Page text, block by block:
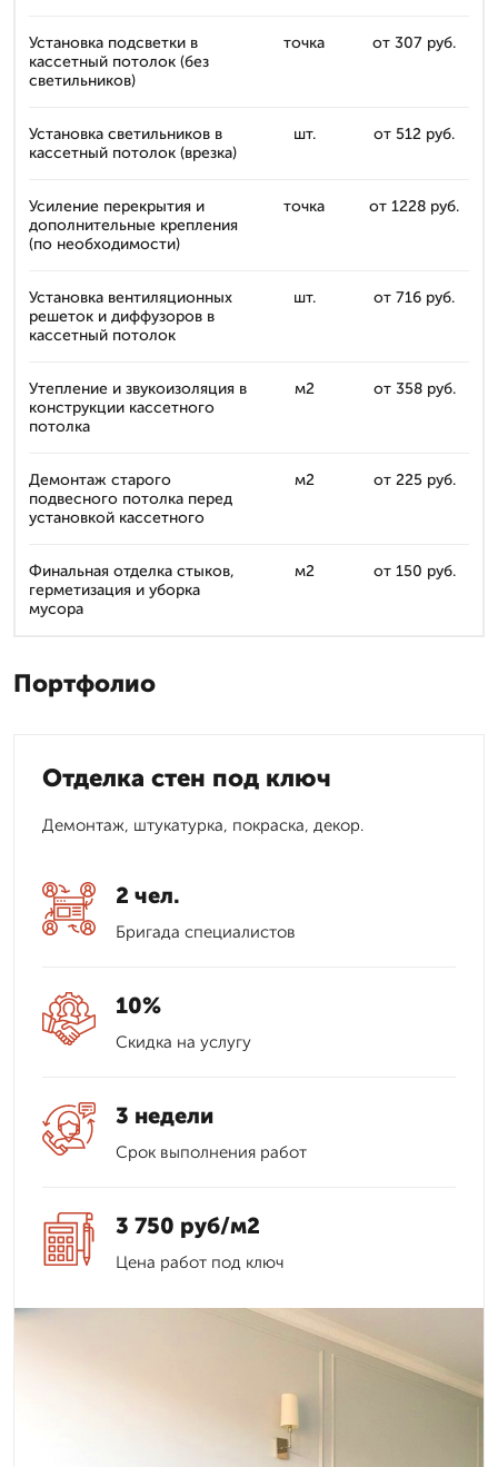
Установка подсветки в
кассетный потолок (без
светильников)
точка от 307 руб.
Установка светильников в
кассетный потолок (врезка)
шт. от 512 руб.
Усиление перекрытия и
дополнительные крепления
(по необходимости)
точка от 1228 руб.
Установка вентиляционных
решеток и диффузоров в
кассетный потолок
шт. от 716 руб.
Утепление и звукоизоляция в
конструкции кассетного
потолка
м2 от 358 руб.
Демонтаж старого
подвесного потолка перед
установкой кассетного
м2 от 225 руб.
Финальная отделка стыков,
герметизация и уборка
мусора
м2 от 150 руб.
Портфолио
Отделка стен под ключ
Демонтаж, штукатурка, покраска, декор.
2 чел.
Бригада специалистов
10%
Скидка на услугу
3 недели
Срок выполнения работ
3 750 руб/м2
Цена работ под ключ